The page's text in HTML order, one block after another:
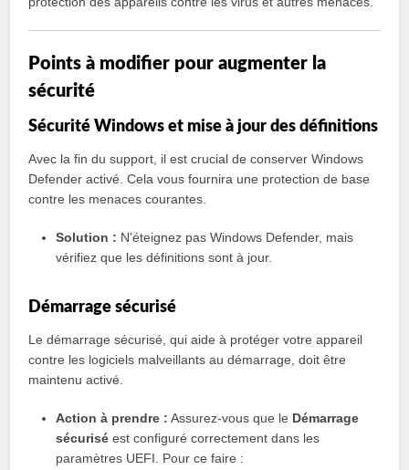
Points à modifier pour augmenter la
sécurité
Sécurité Windows et mise à jour des définitions
Avec la fin du support, il est crucial de conserver Windows
Defender activé. Cela vous fournira une protection de base
contre les menaces courantes.
Solution : N’éteignez pas Windows Defender, mais
vérifiez que les définitions sont à jour.
Démarrage sécurisé
Le démarrage sécurisé, qui aide à protéger votre appareil
contre les logiciels malveillants au démarrage, doit être
maintenu activé.
Action à prendre : Assurez-vous que le Démarrage
sécurisé est configuré correctement dans les
paramètres UEFI. Pour ce faire :